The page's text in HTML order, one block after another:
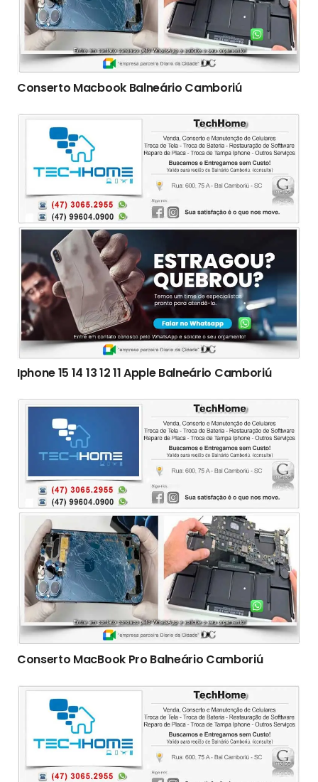
Conserto Macbook Balneário Camboriú
Iphone 15 14 13 12 11 Apple Balneário Camboriú
Conserto ‎MacBook Pro Balneário Camboriú